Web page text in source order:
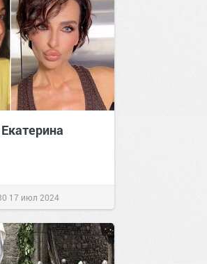
17 июл 2024